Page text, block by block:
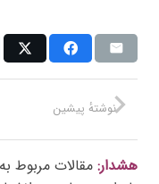
نوشتهٔ پیشین
هشدار: مقالات مربوط